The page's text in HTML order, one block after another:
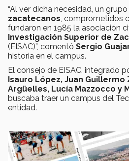
“Al ver dicha necesidad, un
zacatecanos , comprometidos
fundaron en 1985 la asociación
Investigación Superior de
(EISAC)”, comentó Sergio
historia en el campus.
El consejo de EISAC, integrado
Isauro López, Juan Guillermo
Argüelles, Lucía Mazzocco y
buscaba traer un campus del
entidad.